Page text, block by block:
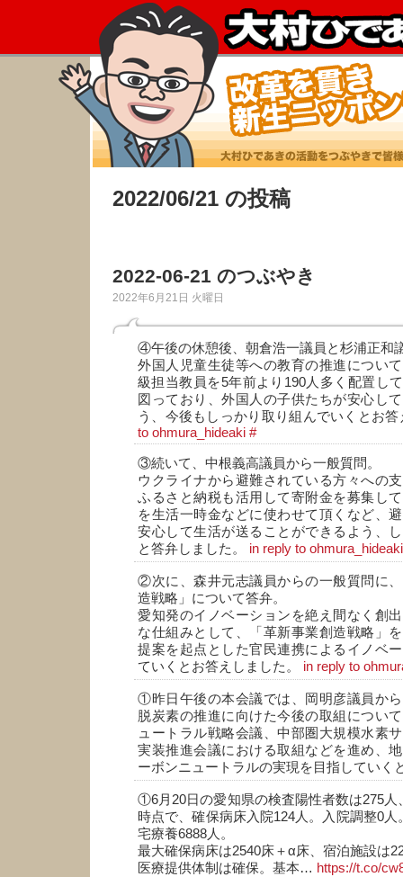
2022/06/21 の投稿
2022-06-21 のつぶやき
2022年6月21日 火曜日
④午後の休憩後、朝倉浩一議員と杉浦正和
外国人児童生徒等への教育の推進につい
級担当教員を5年前より190人多く配置し
図っており、外国人の子供たちが安心し
う、今後もしっかり取り組んでいくとお
to ohmura_hideaki #
③続いて、中根義高議員から一般質問。
ウクライナから避難されている方々への
ふるさと納税も活用して寄附金を募集し
を生活一時金などに使わせて頂くなど、
安心して生活が送ることができるよう、
と答弁しました。 in reply to ohmura_hideaki
②次に、森井元志議員からの一般質問に
造戦略」について答弁。
愛知発のイノベーションを絶え間なく創
な仕組みとして、「革新事業創造戦略」
提案を起点とした官民連携によるイノベ
ていくとお答えしました。 in reply to
①昨日午後の本会議では、岡明彦議員か
脱炭素の推進に向けた今後の取組につい
ュートラル戦略会議、中部圏大規模水素
実装推進会議における取組などを進め、
ーボンニュートラルの実現を目指していく
①6月20日の愛知県の検査陽性者数は275人
時点で、確保病床入院124人。入院調整0
宅療養6888人。
最大確保病床は2540床＋α床、宿泊施設は
医療提供体制は確保。基本… https://t.co/